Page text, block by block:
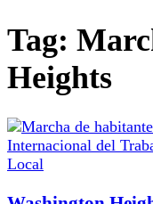
Tag:
Heights
Local